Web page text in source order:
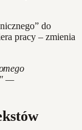
do
pracy – zmienia
—